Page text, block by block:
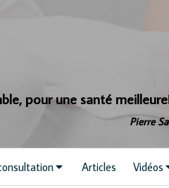
pour une santé
Pierre
Articles Vidéos